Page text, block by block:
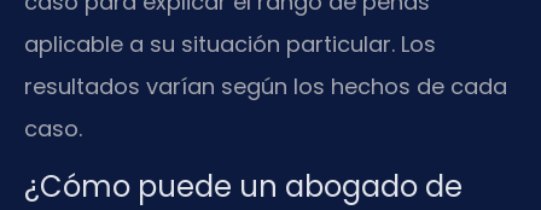
aplicable a su situación particular. Los
resultados varían según los hechos de cada
caso.
¿Cómo puede un abogado de